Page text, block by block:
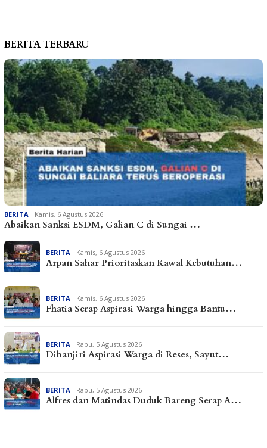
BERITA TERBARU
BERITA Kamis, 6 Agustus 2026
Abaikan Sanksi ESDM, Galian C di Sungai …
BERITA Kamis, 6 Agustus 2026
Arpan Sahar Prioritaskan Kawal Kebutuhan…
BERITA Kamis, 6 Agustus 2026
Fhatia Serap Aspirasi Warga hingga Bantu…
BERITA Rabu, 5 Agustus 2026
Dibanjiri Aspirasi Warga di Reses, Sayut…
BERITA Rabu, 5 Agustus 2026
Alfres dan Matindas Duduk Bareng Serap A…